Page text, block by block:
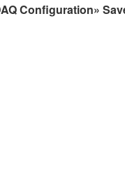
Configuration»